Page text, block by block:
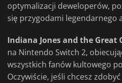
optymalizacji deweloperów,
się przygodami legendarnego
Indiana Jones and the Great
na Nintendo Switch 2,
wszystkich fanów kultowego
Oczywiście, jeśli chcesz